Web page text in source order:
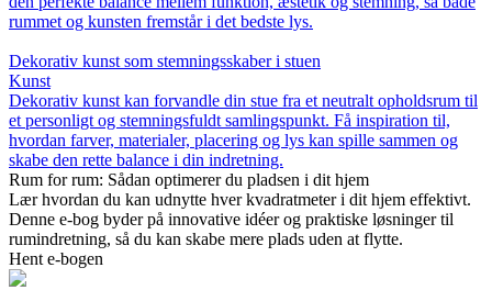
rummet og kunsten fremstår i det bedste lys.
Dekorativ kunst som stemningsskaber i stuen
Kunst
Dekorativ kunst kan forvandle din stue fra et neutralt opholdsrum til
et personligt og stemningsfuldt samlingspunkt. Få inspiration til,
hvordan farver, materialer, placering og lys kan spille sammen og
skabe den rette balance i din indretning.
Rum for rum: Sådan optimerer du pladsen i dit hjem
Lær hvordan du kan udnytte hver kvadratmeter i dit hjem effektivt.
Denne e-bog byder på innovative idéer og praktiske løsninger til
rumindretning, så du kan skabe mere plads uden at flytte.
Hent e-bogen